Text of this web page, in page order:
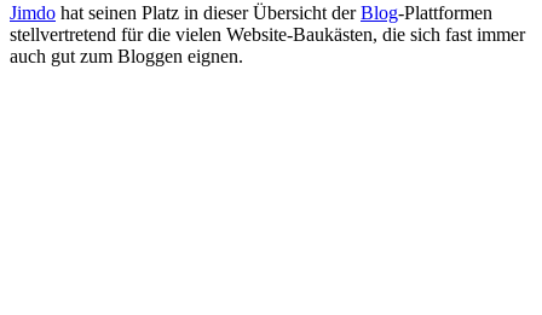
Jimdo hat seinen Platz in dieser Übersicht derBlog-Plattformen
stellvertretend für die vielen Website-Baukästen, die sich fast immer
auch gut zum Bloggen eignen.